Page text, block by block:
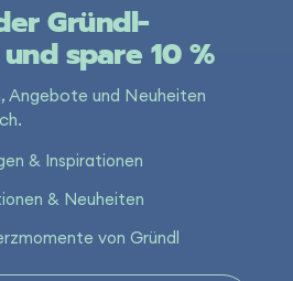
Gründl-
spare 10 %
Angebote und Neuheiten
& Inspirationen
& Neuheiten
von Gründl